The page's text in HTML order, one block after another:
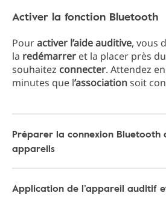
Activer la fonction Bluetooth
Pouractiver l’aide auditive, vous
la redémarrer et la placer près du
souhaitez connecter. Attendez
minutes que l’associationsoit
Préparer la connexion Bluetooth
appareils
Application de l’appareil auditif